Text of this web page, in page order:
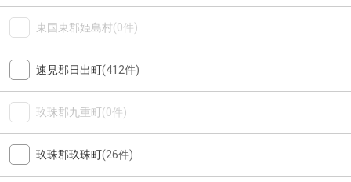
東国東郡姫島村(0件)
速見郡日出町(412件)
玖珠郡九重町(0件)
玖珠郡玖珠町(26件)